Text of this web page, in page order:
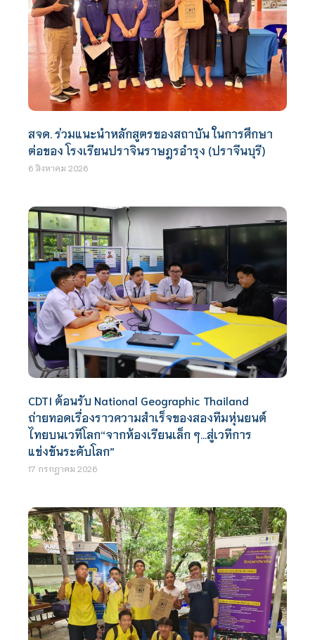
สจด. ร่วมแนะนำหลักสูตรของสถาบัน ในการศึกษา
ต่อของ โรงเรียนปราจินราษฎรอำรุง (ปราจีนบุรี)
6 สิงหาคม 2026
CDTI ต้อนรับ National Geographic Thailand
ถ่ายทอดเรื่องราวความสำเร็จของสองทีมหุ่นยนต์
ไทยบนเวทีโลก“จากห้องเรียนเล็ก ๆ…สู่เวทีการ
แข่งขันระดับโลก”
17 กรกฎาคม 2026